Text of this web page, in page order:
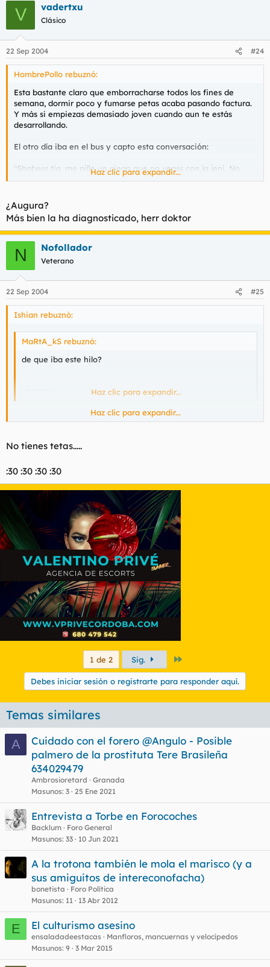
Código:
MODE GRIPE OFF
V vadertxu
Clásico
22 Sep 2004 #24
HombrePollo rebuznó:
Esta bastante claro que emborracharse todos los fines de
semana, dormir poco y fumarse petas acaba pasando factura.
Y más si empiezas demasiado joven cuando aun te estás
desarrollando.
El otro día iba en el bus y capto esta conversación:
"Shabess tia, me pille un ciego que no veass con la jeni. No
sabia ni donde estaba, jajajajaja...Al día siguiente tenía un
Eso una chavala que aparentaba 13-14.
Le auguro demencia senil precoz.
Haz clic para expandir...
¿Augura?
Más bien la ha diagnosticado, herr doktor
N Nofollador
Veterano
22 Sep 2004 #25
Ishian rebuznó:
MaRtA_kS rebuznó:
de que iba este hilo?
Haz clic para expandir...
Haz clic para expandir...
No tienes tetas.....
:30 :30 :30 :30
1 de 2 Sig.
Debes iniciar sesión o registrarte para responder aquí.
Temas similares
A
Cuidado con el forero @Angulo - Posible
palmero de la prostituta Tere Brasileña
634029479
Ambrosioretard
Granada
Masunos 3 25 Ene 2021
Entrevista a Torbe en Forocoches
Backlum
Foro General
Masunos 33 10 Jun 2021
A la trotona también le mola el marisco (y a
sus amiguitos de intereconofacha)
bonetista
Foro Política
Masunos 11 13 Abr 2012
E El culturismo asesino
ensaladadeestacas
Manfloros, mancuernas y velocípedos
Masunos 9 3 Mar 2015